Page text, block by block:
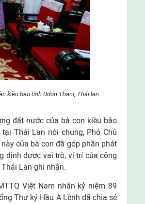
kiều bào tỉnh Udon Thani, Thái lan
đất nước của bà con kiều bảo
Thái Lan nói chung, Phó Chủ
của bà con đã góp phần phát
định được vai trò, vị trí của cộng
Lan ghi nhận.
Việt Nam nhân kỷ niệm 89
Thư ký Hầu A Lềnh đã chia sẻ